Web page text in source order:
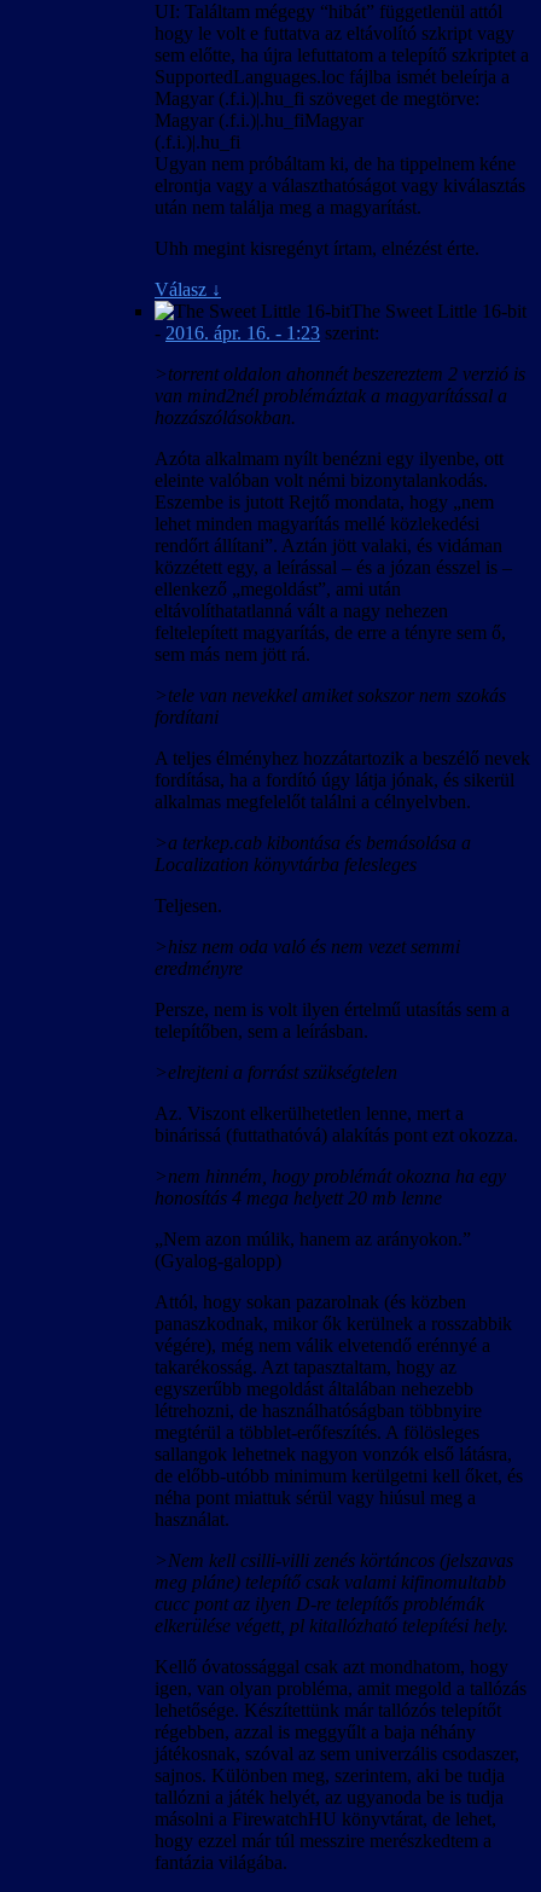
UI: Találtam mégegy “hibát” függetlenül attól
hogy le volt e futtatva az eltávolító szkript vagy
sem előtte, ha újra lefuttatom a telepítő szkriptet a
SupportedLanguages.loc fájlba ismét beleírja a
Magyar (.f.i.)|.hu_fi szöveget de megtörve:
Magyar (.f.i.)|.hu_fiMagyar
(.f.i.)|.hu_fi
Ugyan nem próbáltam ki, de ha tippelnem kéne
elrontja vagy a választhatóságot vagy kiválasztás
után nem találja meg a magyarítást.
Uhh megint kisregényt írtam, elnézést érte.
Válasz ↓
The Sweet Little 16-bit
- 2016. ápr. 16. - 1:23 szerint:
>torrent oldalon ahonnét beszereztem 2 verzió is
van mind2nél problémáztak a magyarítással a
hozzászólásokban.
Azóta alkalmam nyílt benézni egy ilyenbe, ott
eleinte valóban volt némi bizonytalankodás.
Eszembe is jutott Rejtő mondata, hogy „nem
lehet minden magyarítás mellé közlekedési
rendőrt állítani”. Aztán jött valaki, és vidáman
közzétett egy, a leírással – és a józan ésszel is –
ellenkező „megoldást”, ami után
eltávolíthatatlanná vált a nagy nehezen
feltelepített magyarítás, de erre a tényre sem ő,
sem más nem jött rá.
>tele van nevekkel amiket sokszor nem szokás
fordítani
A teljes élményhez hozzátartozik a beszélő nevek
fordítása, ha a fordító úgy látja jónak, és sikerül
alkalmas megfelelőt találni a célnyelvben.
>a terkep.cab kibontása és bemásolása a
Localization könyvtárba felesleges
Teljesen.
>hisz nem oda való és nem vezet semmi
eredményre
Persze, nem is volt ilyen értelmű utasítás sem a
telepítőben, sem a leírásban.
>elrejteni a forrást szükségtelen
Az. Viszont elkerülhetetlen lenne, mert a
binárissá (futtathatóvá) alakítás pont ezt okozza.
>nem hinném, hogy problémát okozna ha egy
honosítás 4 mega helyett 20 mb lenne
„Nem azon múlik, hanem az arányokon.”
(Gyalog-galopp)
Attól, hogy sokan pazarolnak (és közben
panaszkodnak, mikor ők kerülnek a rosszabbik
végére), még nem válik elvetendő erénnyé a
takarékosság. Azt tapasztaltam, hogy az
egyszerűbb megoldást általában nehezebb
létrehozni, de használhatóságban többnyire
megtérül a többlet-erőfeszítés. A fölösleges
sallangok lehetnek nagyon vonzók első látásra,
de előbb-utóbb minimum kerülgetni kell őket, és
néha pont miattuk sérül vagy hiúsul meg a
használat.
>Nem kell csilli-villi zenés körtáncos (jelszavas
meg pláne) telepítő csak valami kifinomultabb
cucc pont az ilyen D-re telepítős problémák
elkerülése végett, pl kitallózható telepítési hely.
Kellő óvatossággal csak azt mondhatom, hogy
igen, van olyan probléma, amit megold a tallózás
lehetősége. Készítettünk már tallózós telepítőt
régebben, azzal is meggyűlt a baja néhány
játékosnak, szóval az sem univerzális csodaszer,
sajnos. Különben meg, szerintem, aki be tudja
tallózni a játék helyét, az ugyanoda be is tudja
másolni a FirewatchHU könyvtárat, de lehet,
hogy ezzel már túl messzire merészkedtem a
fantázia világába.